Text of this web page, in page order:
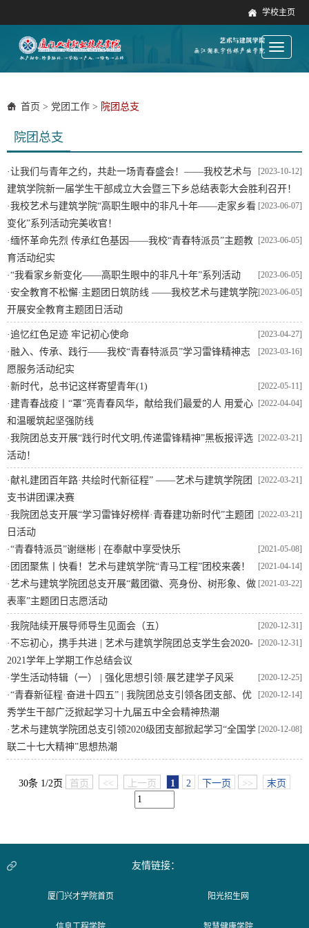
学校主页
Toggle
首页 > 党团工作 > 院团总支
院团总支
[2023-10-12]
·让我们与青年之约，共赴一场青春盛会！——我校艺术与
建筑学院新一届学生干部成立大会暨三下乡总结表彰大会胜利召开！
[2023-06-07]
·我校艺术与建筑学院“高职生眼中的非凡十年——走家乡看
变化”系列活动完美收官！
[2023-06-05]
·缅怀革命先烈 传承红色基因——我校“青春特派员”主题教
育活动纪实
[2023-06-05]
·“我看家乡新变化——高职生眼中的非凡十年”系列活动
[2023-06-05]
· 安全教育不松懈·主题团日筑防线 ——我校艺术与建筑学院
开展安全教育主题团日活动
[2023-04-27]
·追忆红色足迹 牢记初心使命
[2023-03-16]
· 融入、传承、践行——我校“青春特派员”学习雷锋精神志
愿服务活动纪实
[2022-05-11]
·新时代，总书记这样寄望青年(1)
[2022-04-04]
· 建青春战疫丨“罩”亮青春风华，献给我们最爱的人 用爱心
和温暖筑起坚强防线
[2022-03-21]
·我院团总支开展“践行时代文明,传递雷锋精神”黑板报评选
活动！
[2022-03-21]
·献礼建团百年路·共绘时代新征程” ——艺术与建筑学院团
支书讲团课决赛
[2022-03-21]
·我院团总支开展“学习雷锋好榜样·青春建功新时代”主题团
日活动
[2021-05-08]
·“青春特派员”​谢继彬 | 在奉献中享受快乐
[2021-04-14]
· 团团聚焦丨快看！艺术与建筑学院“青马工程”团校来袭！
[2021-03-22]
·艺术与建筑学院团总支开展“戴团徽、亮身份、树形象、做
表率”主题团日志愿活动
[2020-12-31]
·我院陆续开展导师导生见面会（五）
[2020-12-31]
·不忘初心，携手共进 | 艺术与建筑学院团总支学生会2020-
2021学年上学期工作总结会议
[2020-12-25]
·学生活动特辑（一） | 强化思想引领·展艺建学子风采
[2020-12-14]
·“青春新征程·奋进十四五” | 我院团总支引领各团支部、优
秀学生干部广泛掀起学习十九届五中全会精神热潮
[2020-12-08]
·艺术与建筑学院团总支引领2020级团支部掀起学习“全国学
联二十七大精神”思想热潮
30条 1/2页 首页 << 上一页 1 2 下一页 >> 末页
友情链接：
厦门兴才学院首页 阳光招生网